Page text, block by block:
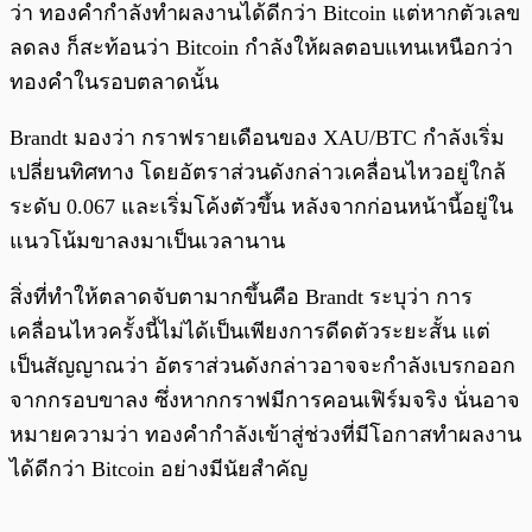
ว่า ทองคำกำลังทำผลงานได้ดีกว่า Bitcoin แต่หากตัวเลข
ลดลง ก็สะท้อนว่า Bitcoin กำลังให้ผลตอบแทนเหนือกว่า
ทองคำในรอบตลาดนั้น
Brandt มองว่า กราฟรายเดือนของ XAU/BTC กำลังเริ่ม
เปลี่ยนทิศทาง โดยอัตราส่วนดังกล่าวเคลื่อนไหวอยู่ใกล้
ระดับ 0.067 และเริ่มโค้งตัวขึ้น หลังจากก่อนหน้านี้อยู่ใน
แนวโน้มขาลงมาเป็นเวลานาน
สิ่งที่ทำให้ตลาดจับตามากขึ้นคือ Brandt ระบุว่า การ
เคลื่อนไหวครั้งนี้ไม่ได้เป็นเพียงการดีดตัวระยะสั้น แต่
เป็นสัญญาณว่า อัตราส่วนดังกล่าวอาจจะกำลังเบรกออก
จากกรอบขาลง ซึ่งหากกราฟมีการคอนเฟิร์มจริง นั่นอาจ
หมายความว่า ทองคำกำลังเข้าสู่ช่วงที่มีโอกาสทำผลงาน
ได้ดีกว่า Bitcoin อย่างมีนัยสำคัญ